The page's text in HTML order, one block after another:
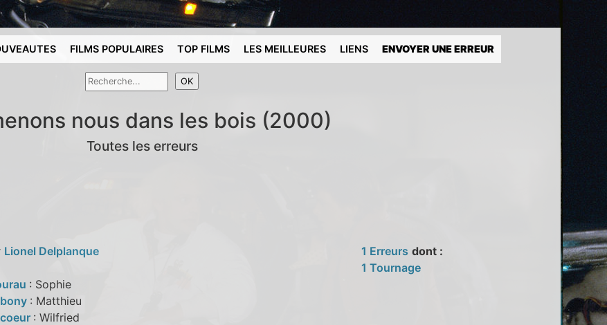
FILMS POPULAIRES TOP FILMS LES MEILLEURES LIENS ENVOYER UNE ERREUR
nous dans les bois (2000)
Toutes les erreurs
Lionel Delplanque
: Sophie
: Matthieu
: Wilfried
1 Erreurs dont :
1 Tournage